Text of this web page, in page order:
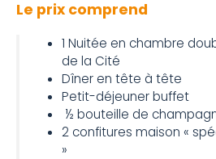
Le prix comprend
1 Nuitée en chambre
de la Cité
Dîner en tête à tête
Petit-déjeuner buffet
½ bouteille de
2 confitures maison «
»